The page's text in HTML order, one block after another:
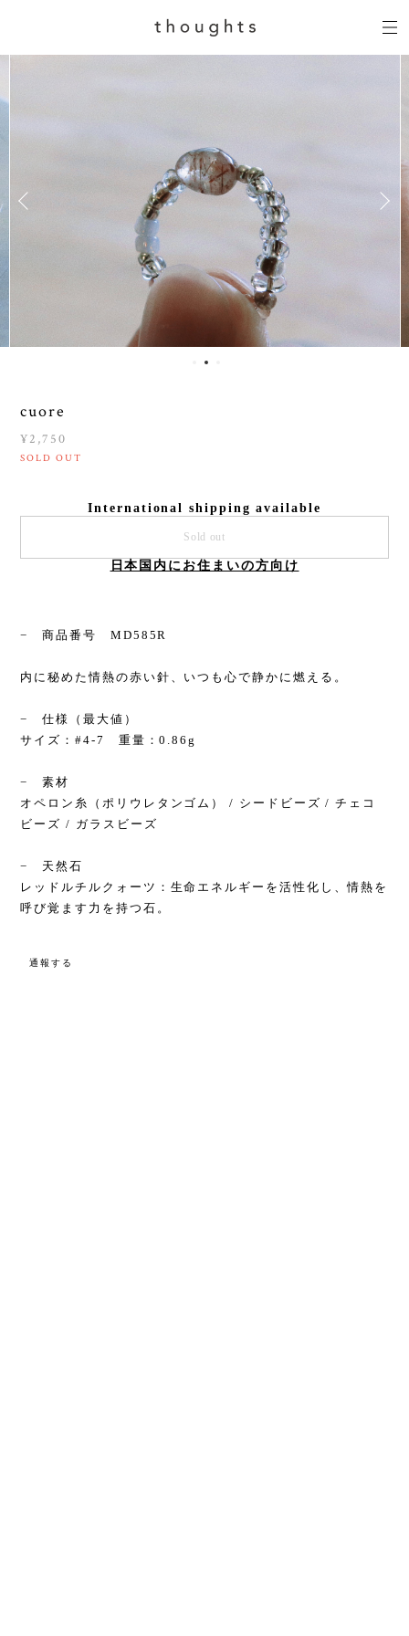
cuore
¥2,750
SOLD OUT
International shipping available
Sold out
日本国内にお住まいの方向け
− 商品番号 MD585R
内に秘めた情熱の赤い針、いつも心で静かに燃える。
− 仕様（最大値）
サイズ：#4-7 重量：0.86g
− 素材
オペロン糸（ポリウレタンゴム） / シードビーズ / チェコ
ビーズ / ガラスビーズ
− 天然石
レッドルチルクォーツ：生命エネルギーを活性化し、情熱を
呼び覚ます力を持つ石。
通報する